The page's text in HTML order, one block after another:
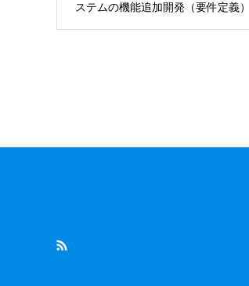
ステムの機能追加開発（要件定義）